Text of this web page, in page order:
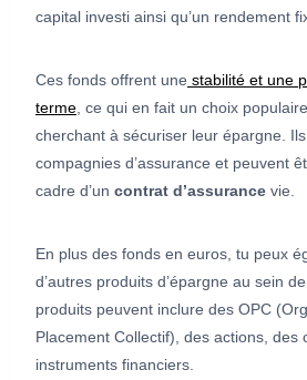
capital investi ainsi qu’un rendement
Ces fonds offrent une stabilité et une
terme , ce qui en fait un choix
cherchant à sécuriser leur épargne.
compagnies d’assurance et peuvent
cadre d’un contrat d’assurance vie.
En plus des fonds en euros, tu peux
d’autres produits d’épargne au sein
produits peuvent inclure des OPC
Placement Collectif), des actions, des
instruments financiers.